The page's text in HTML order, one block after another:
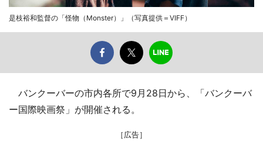
是枝裕和監督の「怪物（Monster）」（写真提供＝VIFF）
バンクーバーの市内各所で9月28日から、「バンクーバ
ー国際映画祭」が開催される。
［広告］